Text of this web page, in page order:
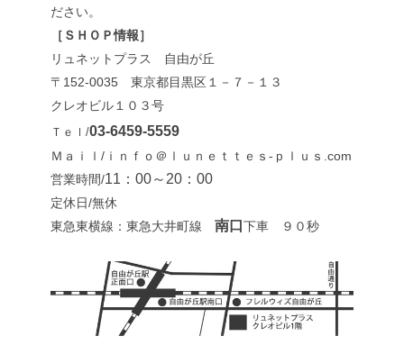
ださい。
［ＳＨＯＰ情報］
リュネットプラス 自由が丘
〒152-0035 東京都目黒区１－７－１３
クレオビル１０３号
Ｔｅｌ/03-6459-5559
Ｍａｉｌ/ｉｎｆｏ＠ｌｕｎｅｔｔｅｓ-ｐｌｕｓ.com
営業時間/11：00～20：00
定休日/無休
東急東横線：東急大井町線 南口 下車 ９０秒